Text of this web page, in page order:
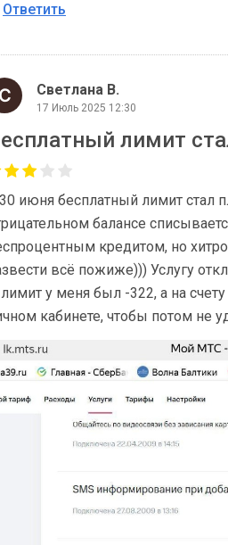
Ответить
Светлана В.
17 Июль 2025 12:30
лимит
июня бесплатный лимит стал
балансе
кредитом, но
всё пожиже))) Услугу
лимит у меня был -322, а на
кабинете, чтобы потом не